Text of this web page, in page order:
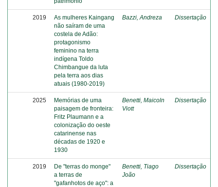
2019
As mulheres Kaingang
não saíram de uma
costela de Adão:
protagonismo
feminino na terra
indígena Toldo
Chimbangue da luta
pela terra aos dias
atuais (1980-2019)
Bazzi, Andreza Dissertação
2025
Memórias de uma
paisagem de fronteira:
Fritz Plaumann e a
colonização do oeste
catarinense nas
décadas de 1920 e
1930
Benetti, Maicoln
Viott
Dissertação
2019
De "terras do monge"
a terras de
"gafanhotos de aço": a
Benetti, Tiago
João
Dissertação